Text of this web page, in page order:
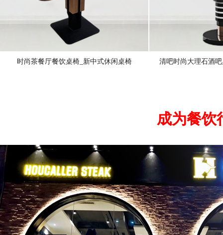
时尚茶餐厅餐饮桌椅_新中式休闲桌椅 清吧时尚大理石酒
成为餐饮